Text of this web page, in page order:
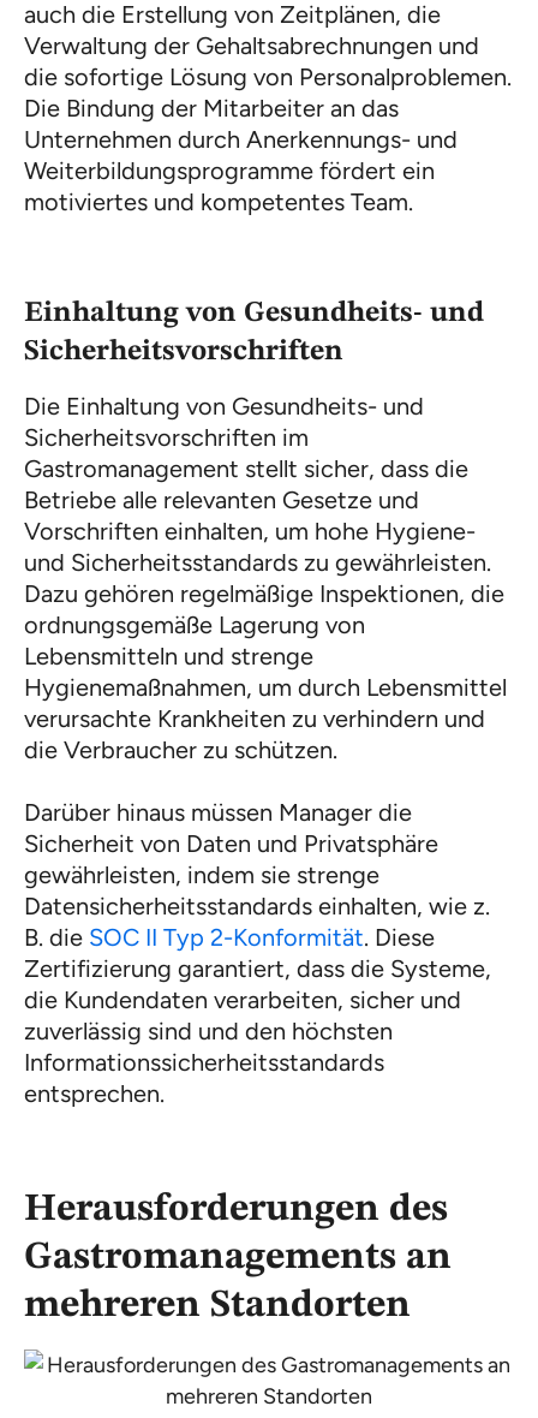
auch die Erstellung von Zeitplänen, die
Verwaltung der Gehaltsabrechnungen und
die sofortige Lösung von Personalproblemen.
Die Bindung der Mitarbeiter an das
Unternehmen durch Anerkennungs- und
Weiterbildungsprogramme fördert ein
motiviertes und kompetentes Team.
Einhaltung von Gesundheits- und
Sicherheitsvorschriften
Die Einhaltung von Gesundheits- und
Sicherheitsvorschriften im
Gastromanagement stellt sicher, dass die
Betriebe alle relevanten Gesetze und
Vorschriften einhalten, um hohe Hygiene-
und Sicherheitsstandards zu gewährleisten.
Dazu gehören regelmäßige Inspektionen, die
ordnungsgemäße Lagerung von
Lebensmitteln und strenge
Hygienemaßnahmen, um durch Lebensmittel
verursachte Krankheiten zu verhindern und
die Verbraucher zu schützen.
Darüber hinaus müssen Manager die
Sicherheit von Daten und Privatsphäre
gewährleisten, indem sie strenge
Datensicherheitsstandards einhalten, wie z.
B. die SOC II Typ 2-Konformität. Diese
Zertifizierung garantiert, dass die Systeme,
die Kundendaten verarbeiten, sicher und
zuverlässig sind und den höchsten
Informationssicherheitsstandards
entsprechen.
Herausforderungen des
Gastromanagements an
mehreren Standorten